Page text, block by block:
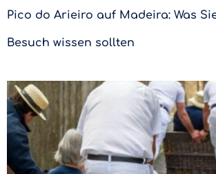
Pico do Arieiro auf Madeira: Was
Besuch wissen sollten